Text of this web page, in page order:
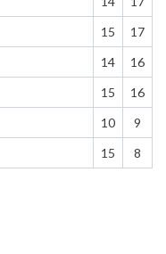
15 17
14 16
15 16
10 9
15 8